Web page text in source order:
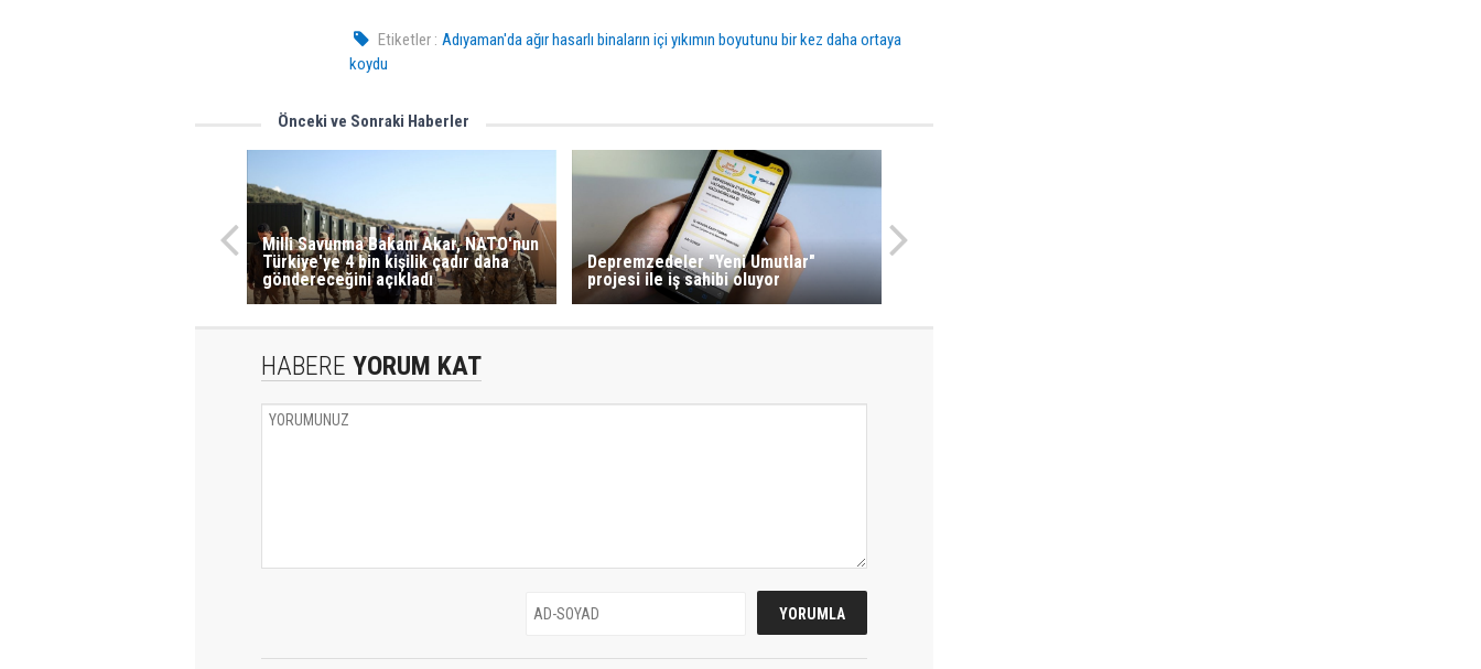
Etiketler : Adıyaman'da ağır hasarlı binaların içi yıkımın boyutunu bir kez daha ortaya
koydu
Önceki ve Sonraki Haberler
Milli Savunma Bakanı Akar, NATO'nun
Türkiye'ye 4 bin kişilik çadır daha
göndereceğini açıkladı
Depremzedeler "Yeni Umutlar"
projesi ile iş sahibi oluyor
HABERE YORUM KAT